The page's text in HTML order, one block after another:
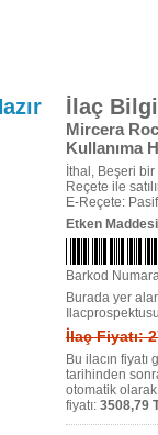
İlaç
Mircera
Kullanıma
İthal, Beşeri bir
Reçete ile
E-Reçete: Pasif
Etken
Barkod
Burada yer
İlaç Fiyatı:
Bu ilacın
tarihinden
otomatik olarak
fiyatı: 3508,79